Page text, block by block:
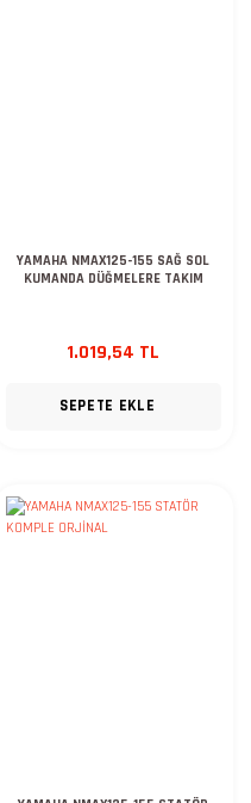
YAMAHA NMAX125-155 SAĞ SOL
KUMANDA DÜĞMELERE TAKIM
1.019,54 TL
SEPETE EKLE